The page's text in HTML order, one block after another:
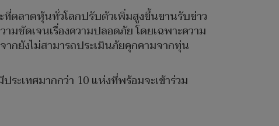
ตลาดหุ้นทั่วโลกปรับตัวเพิ่มสูงขึ้นขานรับข่าว
มชัดเจนเรื่องความปลอดภัย โดยเฉพาะความ
ากยังไม่สามารถประเมินภัยคุกคามจากทุ่น
ะเทศมากกว่า 10 แห่งที่พร้อมจะเข้าร่วม